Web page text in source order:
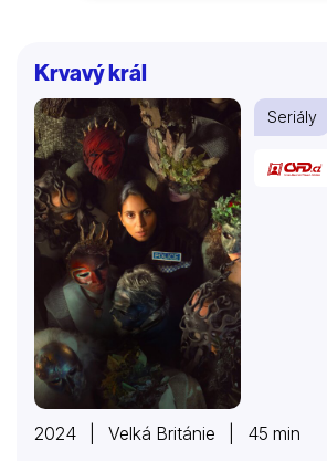
Krvavý král
Seriály
2024 | Velká Británie | 45 min